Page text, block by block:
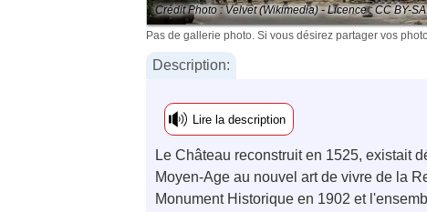
Crédit Photo : Velvet (Wikimedia) - Licence : CC BY-
Pas de gallerie photo. Si vous désirez partager vos
Description:
Lire la description
Le Château reconstruit en 1525, existait
Moyen-Age au nouvel art de vivre de la
Monument Historique en 1902 et